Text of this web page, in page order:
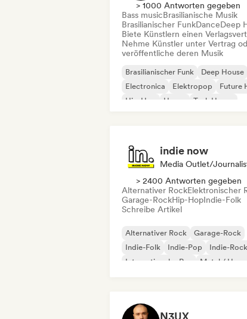
> 1000 Antworten gegeben
Bass musicBrasilianische Musik
Brasilianischer FunkDanceDeep
Biete Künstlern einen
Nehme Künstler unter Vertrag
veröffentliche deren Musik
Brasilianischer Funk
Deep House
Electronica
Elektropop
Future
Hip-Hop
House Tech House
indie now
Media Outlet/
> 2400 Antworten gegeben
Alternativer RockElektronischer
Garage-RockHip-HopIndie-Folk
Schreibe Artikel
Alternativer Rock
Garage-Rock
Indie-Folk
Indie-Pop
Indie-Rock
Internationaler Rap
Metal /
N3UX